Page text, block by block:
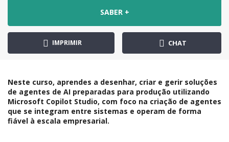
SABER +
IMPRIMIR CHAT
Neste curso, aprendes a desenhar, criar e gerir soluções
de agentes de AI preparadas para produção utilizando
Microsoft Copilot Studio, com foco na criação de agentes
que se integram entre sistemas e operam de forma
fiável à escala empresarial.